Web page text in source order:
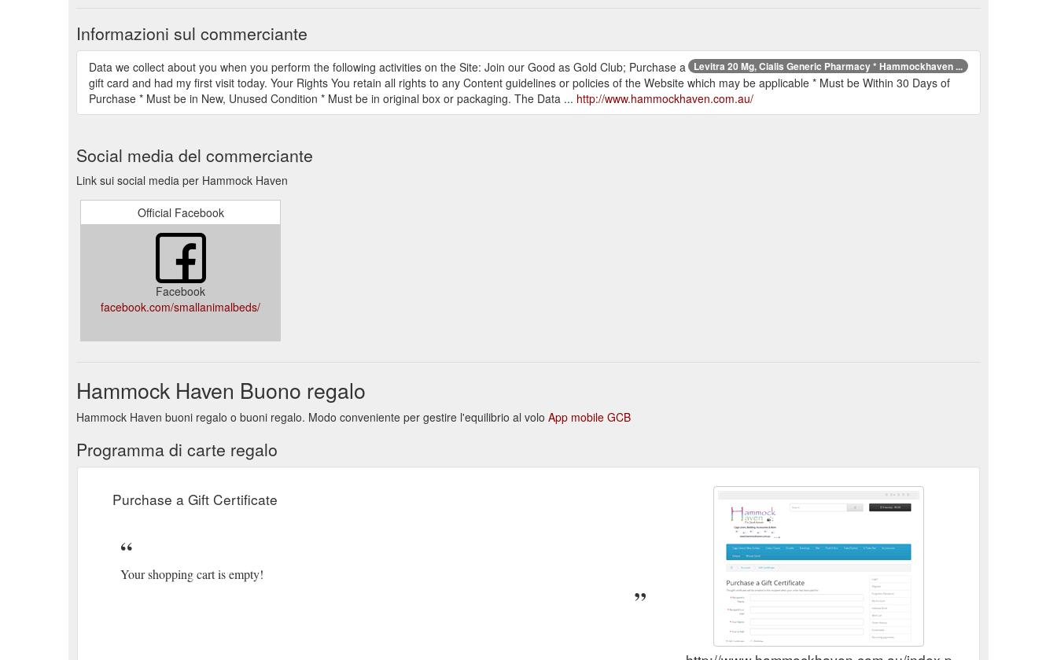
Informazioni sul commerciante
Levitra 20 Mg, Cialis Generic Pharmacy * Hammockhaven ...
Data we collect about you when you perform the following activities on the Site: Join our Good as Gold Club; Purchase a
gift card and had my first visit today. Your Rights You retain all rights to any Content guidelines or policies of the Website which may be applicable * Must be Within 30 Days of
Purchase * Must be in New, Unused Condition * Must be in original box or packaging. The Data ... http://www.hammockhaven.com.au/
Social media del commerciante
Link sui social media per Hammock Haven
Official Facebook
Facebook
facebook.com/smallanimalbeds/
Hammock Haven Buono regalo
Hammock Haven buoni regalo o buoni regalo. Modo conveniente per gestire l'equilibrio al volo App mobile GCB
Programma di carte regalo
Purchase a Gift Certificate
Your shopping cart is empty!